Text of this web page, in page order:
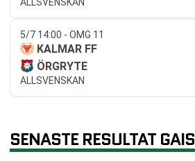
5/7 14:00 - OMG 11
KALMAR FF
ÖRGRYTE
ALLSVENSKAN
SENASTE RESULTAT GAIS